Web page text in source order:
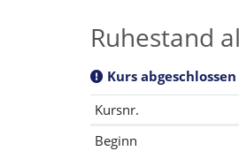
Ruhestand
Kurs abgeschlossen
Kursnr.
Beginn